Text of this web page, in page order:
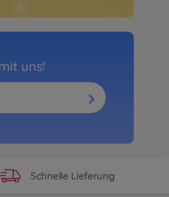
uns!
Schnelle Lieferung